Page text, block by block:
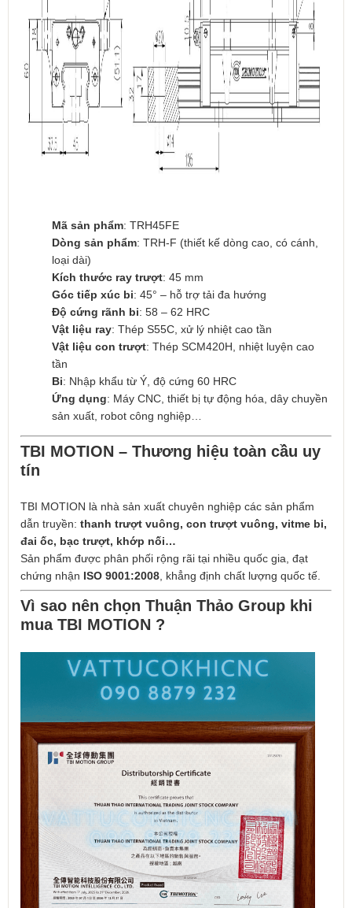
Mã sản phẩm: TRH45FE
Dòng sản phẩm: TRH-F (thiết kế dòng cao, có cánh,
loại dài)
Kích thước ray trượt: 45 mm
Góc tiếp xúc bi: 45° – hỗ trợ tải đa hướng
Độ cứng rãnh bi: 58 – 62 HRC
Vật liệu ray: Thép S55C, xử lý nhiệt cao tần
Vật liệu con trượt: Thép SCM420H, nhiệt luyện cao
tần
Bi: Nhập khẩu từ Ý, độ cứng 60 HRC
Ứng dụng: Máy CNC, thiết bị tự động hóa, dây chuyền
sản xuất, robot công nghiệp…
TBI MOTION – Thương hiệu toàn cầu uy
tín
TBI MOTION là nhà sản xuất chuyên nghiệp các sản phẩm
dẫn truyền: thanh trượt vuông, con trượt vuông, vitme bi,
đai ốc, bạc trượt, khớp nối…
Sản phẩm được phân phối rộng rãi tại nhiều quốc gia, đạt
chứng nhận ISO 9001:2008 , khẳng định chất lượng quốc tế.
Vì sao nên chọn Thuận Thảo Group khi
mua TBI MOTION ?